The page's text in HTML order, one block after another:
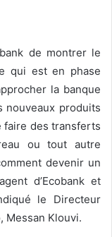
de montrer le
qui est en phase
la banque
nouveaux produits
faire des transferts
ou tout autre
devenir un
d’Ecobank et
le Directeur
Messan Klouvi.